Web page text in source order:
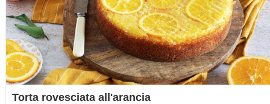
Torta rovesciata all'arancia